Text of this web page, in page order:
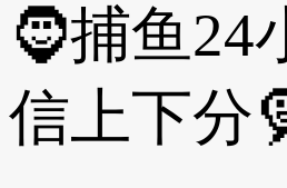
🧔捕鱼24
信上下